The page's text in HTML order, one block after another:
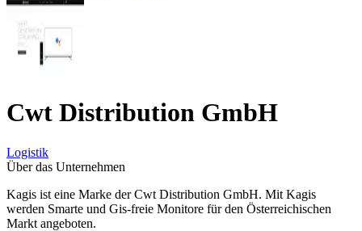
Cwt Distribution GmbH
Logistik
Über das Unternehmen
Kagis ist eine Marke der Cwt Distribution GmbH. Mit Kagis
werden Smarte und Gis-freie Monitore für den Österreichischen
Markt angeboten.